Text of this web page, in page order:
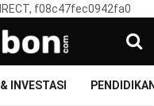
f08c47fec0942fa0
INVESTASI